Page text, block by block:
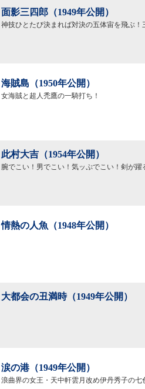
面影三四郎（1949年公開）
神技ひとたび決まれば対決の五体宙を飛ぶ
海賊島（1950年公開）
女海賊と超人禿鷹の一騎打ち！
此村大吉（1954年公開）
腕でこい！男でこい！気ッぷでこい！剣が
情熱の人魚（1948年公開）
大都会の丑満時（1949年公開）
涙の港（1949年公開）
浪曲界の女王・天中軒雲月改め伊丹秀子の